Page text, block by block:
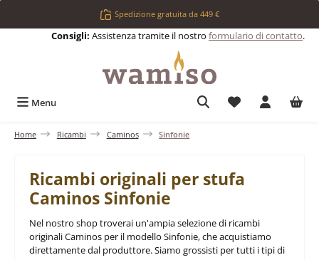
Passa al contenuto principaleSpedizione gratuita da 449 €
Consigli: Assistenza tramite il nostro formulario di contatto.
Menu Hai 0 articoli
Home Ricambi Caminos Sinfonie
Ricambi originali per stufa
Caminos Sinfonie
Nel nostro shop troverai un'ampia selezione di ricambi
originali Caminos per il modello Sinfonie, che acquistiamo
direttamente dal produttore. Siamo grossisti per tutti i tipi di